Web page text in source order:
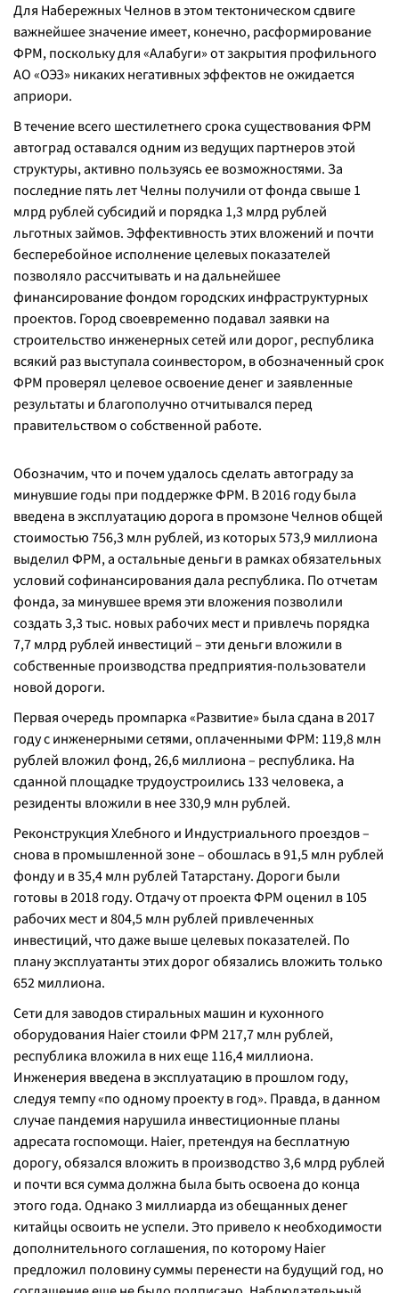
Для Набережных Челнов в этом тектоническом сдвиге
важнейшее значение имеет, конечно, расформирование
ФРМ, поскольку для «Алабуги» от закрытия профильного
АО «ОЭЗ» никаких негативных эффектов не ожидается
априори.
В течение всего шестилетнего срока существования ФРМ
автоград оставался одним из ведущих партнеров этой
структуры, активно пользуясь ее возможностями. За
последние пять лет Челны получили от фонда свыше 1
млрд рублей субсидий и порядка 1,3 млрд рублей
льготных займов. Эффективность этих вложений и почти
бесперебойное исполнение целевых показателей
позволяло рассчитывать и на дальнейшее
финансирование фондом городских инфраструктурных
проектов. Город своевременно подавал заявки на
строительство инженерных сетей или дорог, республика
всякий раз выступала соинвестором, в обозначенный срок
ФРМ проверял целевое освоение денег и заявленные
результаты и благополучно отчитывался перед
правительством о собственной работе.
Обозначим, что и почем удалось сделать автограду за
минувшие годы при поддержке ФРМ. В 2016 году была
введена в эксплуатацию дорога в промзоне Челнов общей
стоимостью 756,3 млн рублей, из которых 573,9 миллиона
выделил ФРМ, а остальные деньги в рамках обязательных
условий софинансирования дала республика. По отчетам
фонда, за минувшее время эти вложения позволили
создать 3,3 тыс. новых рабочих мест и привлечь порядка
7,7 млрд рублей инвестиций – эти деньги вложили в
собственные производства предприятия-пользователи
новой дороги.
Первая очередь промпарка «Развитие» была сдана в 2017
году с инженерными сетями, оплаченными ФРМ: 119,8 млн
рублей вложил фонд, 26,6 миллиона – республика. На
сданной площадке трудоустроились 133 человека, а
резиденты вложили в нее 330,9 млн рублей.
Реконструкция Хлебного и Индустриального проездов –
снова в промышленной зоне – обошлась в 91,5 млн рублей
фонду и в 35,4 млн рублей Татарстану. Дороги были
готовы в 2018 году. Отдачу от проекта ФРМ оценил в 105
рабочих мест и 804,5 млн рублей привлеченных
инвестиций, что даже выше целевых показателей. По
плану эксплуатанты этих дорог обязались вложить только
652 миллиона.
Сети для заводов стиральных машин и кухонного
оборудования Haier стоили ФРМ 217,7 млн рублей,
республика вложила в них еще 116,4 миллиона.
Инженерия введена в эксплуатацию в прошлом году,
следуя темпу «по одному проекту в год». Правда, в данном
случае пандемия нарушила инвестиционные планы
адресата госпомощи. Haier, претендуя на бесплатную
дорогу, обязался вложить в производство 3,6 млрд рублей
и почти вся сумма должна была быть освоена до конца
этого года. Однако 3 миллиарда из обещанных денег
китайцы освоить не успели. Это привело к необходимости
дополнительного соглашения, по которому Haier
предложил половину суммы перенести на будущий год, но